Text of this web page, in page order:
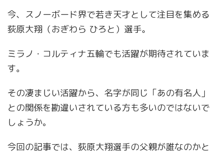
今、スノーボード界で若き天才として注目を集める
荻原大翔（おぎわら ひろと）選手。
ミラノ・コルティナ五輪でも活躍が期待されていま
す。
その凄まじい活躍から、名字が同じ「あの有名人」
との関係を勘違いされている方も多いのではないで
しょうか。
今回の記事では、荻原大翔選手の父親が誰なのかと